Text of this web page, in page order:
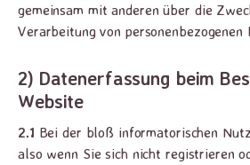
gemeinsam mit anderen über die
Verarbeitung von personenbezogenen
2) Datenerfassung beim
Website
2.1 Bei der bloß informatorischen
also wenn Sie sich nicht registrieren